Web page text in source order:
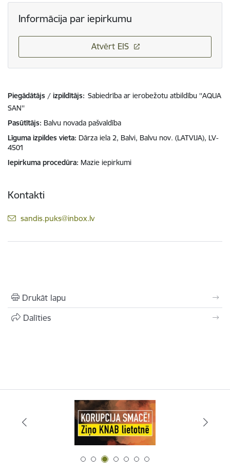
Informācija par iepirkumu
Atvērt EIS
Piegādātājs / izpildītājs: Sabiedrība ar ierobežotu atbildību ''AQUA
SAN''
Pasūtītājs Balvu novada pašvaldība
Līguma izpildes vieta Dārza iela 2, Balvi, Balvu nov. (LATVIJA), LV-
4501
Iepirkuma procedūra Mazie iepirkumi
Kontakti
E-pasts:
sandis.puks@inbox.lv
Drukāt lapu
Dalīties